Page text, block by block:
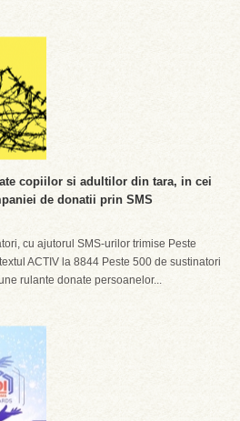
copiilor si adultilor din tara, in cei
de donatii prin SMS
cu ajutorul SMS-urilor trimise Peste
ACTIV la 8844 Peste 500 de sustinatori
rulante donate persoanelor...